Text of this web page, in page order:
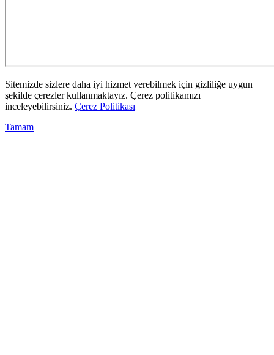
Sitemizde sizlere daha iyi hizmet verebilmek için gizliliğe uygun
şekilde çerezler kullanmaktayız. Çerez politikamızı
inceleyebilirsiniz. Çerez Politikası
Tamam